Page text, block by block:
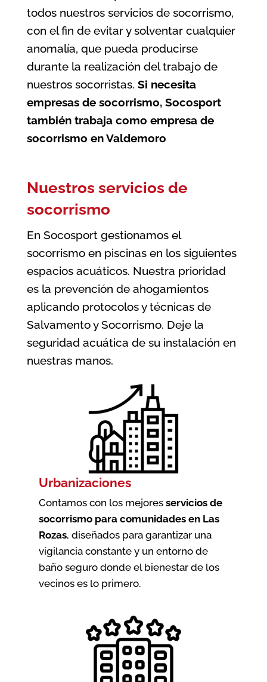
todos nuestros servicios de socorrismo,
con el fin de evitar y solventar cualquier
anomalía, que pueda producirse
durante la realización del trabajo de
nuestros socorristas. Si necesita
empresas de socorrismo, Socosport
también trabaja como empresa de
socorrismo en Valdemoro
Nuestros servicios de
socorrismo
En Socosport gestionamos el
socorrismo en piscinas en los siguientes
espacios acuáticos. Nuestra prioridad
es la prevención de ahogamientos
aplicando protocolos y técnicas de
Salvamento y Socorrismo. Deje la
seguridad acuática de su instalación en
nuestras manos.
Urbanizaciones
Contamos con los mejores servicios de
socorrismo para comunidades en Las
Rozas, diseñados para garantizar una
vigilancia constante y un entorno de
baño seguro donde el bienestar de los
vecinos es lo primero.